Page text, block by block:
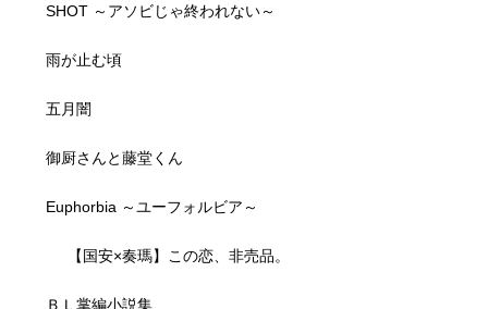
SHOT ～アソビじゃ終われない～
雨が止む頃
五月闇
御厨さんと藤堂くん
Euphorbia ～ユーフォルビア～
【国安×奏瑪】この恋、非売品。
ＢＬ掌編小説集